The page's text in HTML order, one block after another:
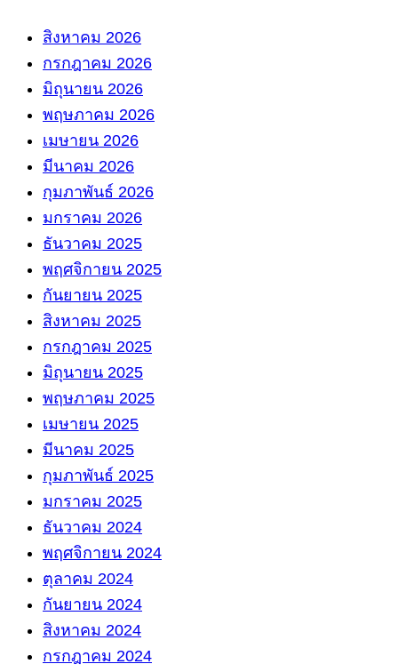
สิงหาคม 2026
กรกฎาคม 2026
มิถุนายน 2026
พฤษภาคม 2026
เมษายน 2026
มีนาคม 2026
กุมภาพันธ์ 2026
มกราคม 2026
ธันวาคม 2025
พฤศจิกายน 2025
กันยายน 2025
สิงหาคม 2025
กรกฎาคม 2025
มิถุนายน 2025
พฤษภาคม 2025
เมษายน 2025
มีนาคม 2025
กุมภาพันธ์ 2025
มกราคม 2025
ธันวาคม 2024
พฤศจิกายน 2024
ตุลาคม 2024
กันยายน 2024
สิงหาคม 2024
กรกฎาคม 2024